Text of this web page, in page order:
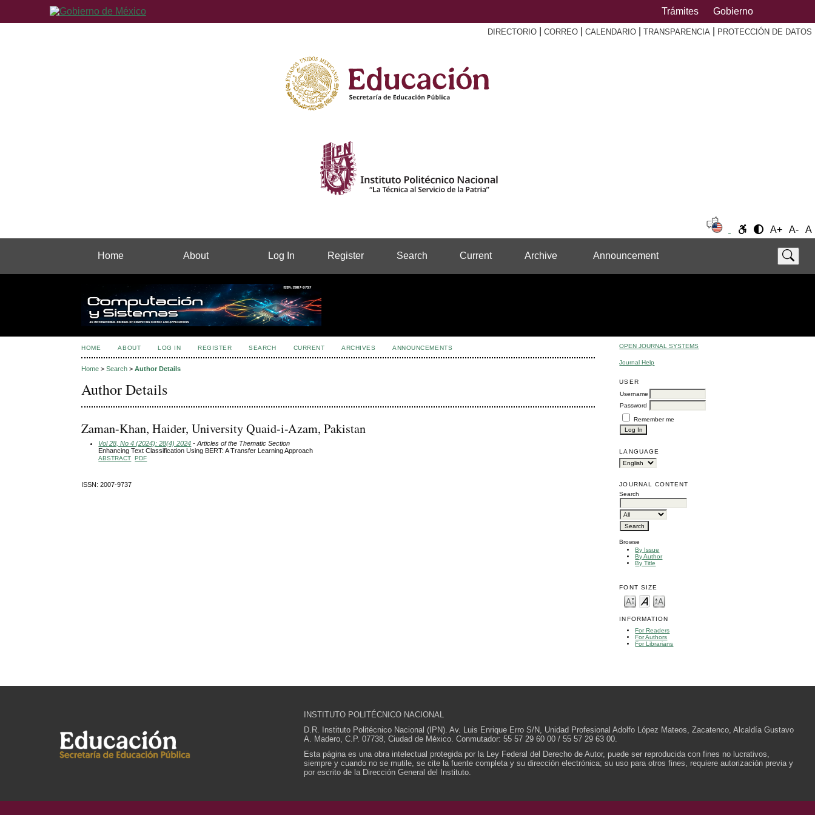
Trámites Gobierno
DIRECTORIO CORREO CALENDARIO TRANSPARENCIA PROTECCIÓN DE DATOS
A+ A- A
Home About Log In Register Search Current Archive Announcement
OPEN JOURNAL SYSTEMS
Journal Help
USER
Username
Password
Remember me
LANGUAGE
JOURNAL CONTENT
Search
Browse
By Issue
By Author
By Title
FONT SIZE
INFORMATION
For Readers
For Authors
For Librarians
HOME ABOUT LOG IN REGISTER SEARCH CURRENT ARCHIVES ANNOUNCEMENTS
Home >Search >Author Details
Author Details
Zaman-Khan, Haider, University Quaid-i-Azam, Pakistan
Vol 28, No 4 (2024): 28(4) 2024 - Articles of the Thematic Section
Enhancing Text Classification Using BERT: A Transfer Learning Approach
ABSTRACT PDF
ISSN: 2007-9737
INSTITUTO POLITÉCNICO NACIONAL
D.R. Instituto Politécnico Nacional (IPN). Av. Luis Enrique Erro S/N, Unidad Profesional Adolfo López Mateos, Zacatenco, Alcaldía Gustavo
A. Madero, C.P. 07738, Ciudad de México. Conmutador: 55 57 29 60 00 / 55 57 29 63 00.
Esta página es una obra intelectual protegida por la Ley Federal del Derecho de Autor, puede ser reproducida con fines no lucrativos,
siempre y cuando no se mutile, se cite la fuente completa y su dirección electrónica; su uso para otros fines, requiere autorización previa y
por escrito de la Dirección General del Instituto.